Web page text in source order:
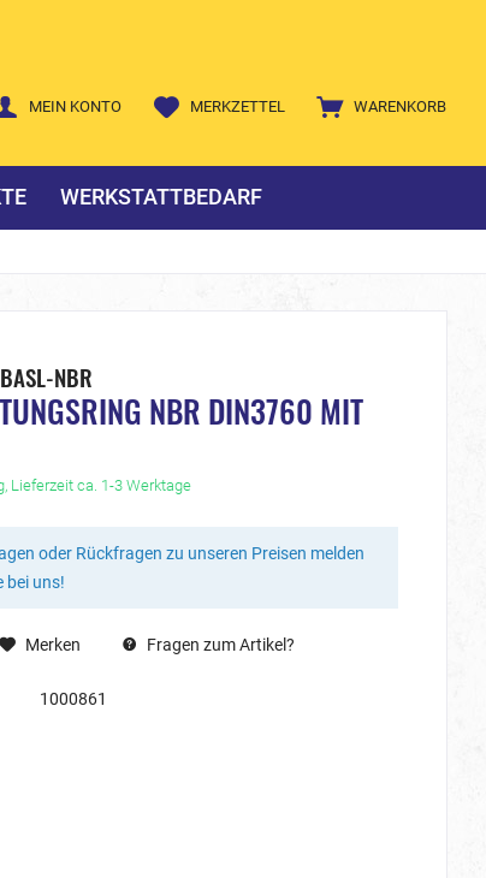
WARENKORB
MERKZETTEL
MEIN KONTO
WERKSTATTBEDARF
NBR
NBR DIN3760 MIT
Lieferzeit ca. 1-3 Werktage
oder Rückfragen zu unseren Preisen melden
bei uns!
Merken Fragen zum Artikel?
1000861